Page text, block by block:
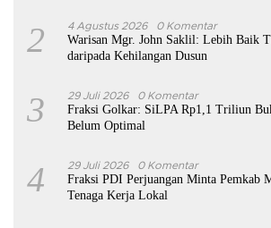
2 4 Agustus 2026 0 Komentar
Warisan Mgr. John Saklil: Lebih Baik
daripada Kehilangan Dusun
3 29 Juli 2026 0 Komentar
Fraksi Golkar: SiLPA Rp1,1 Triliun
Belum Optimal
4 29 Juli 2026 0 Komentar
Fraksi PDI Perjuangan Minta Pemkab
Tenaga Kerja Lokal